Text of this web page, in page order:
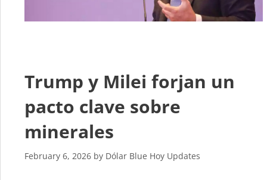
Trump y Milei forjan un
pacto clave sobre
minerales
February 6, 2026 by Dólar Blue Hoy Updates